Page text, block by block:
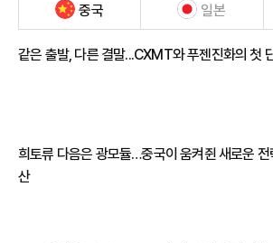
중국 일본
같은 출발, 다른 결말...CXMT와 푸젠진화의 첫
희토류 다음은 광모듈…중국이 움켜쥔 새로운 전
산